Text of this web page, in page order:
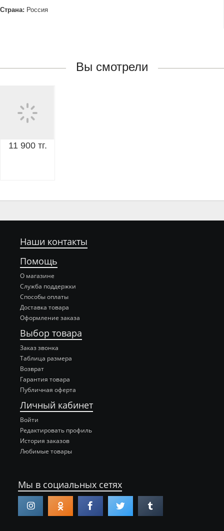
Страна: Россия
Вы смотрели
11 900 тг.
Наши контакты
Помощь
О магазине
Служба поддержки
Способы оплаты
Доставка товара
Оформление заказа
Выбор товара
Заказ звонка
Таблица размера
Возврат
Гарантия товара
Публичная оферта
Личный кабинет
Войти
Редактировать профиль
История заказов
Любимые товары
Мы в социальных сетях